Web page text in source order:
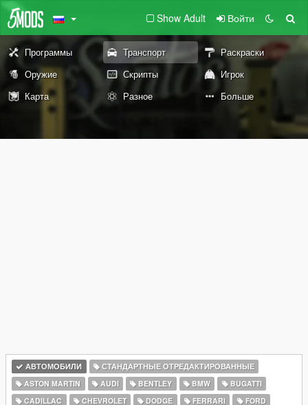
Show Adult Войти
Программы Транспорт
Раскраски
Оружие
Скрипты
Игрок
Карта
Разное Больше
АВТОМОБИЛИ
СТАНДАРТНЫЕ ОТРЕДАКТИРОВАННЫЕ
ASTON MARTIN
AUDI BENTLEY BMW
BUGATTI
CADILLAC
CHEVROLET DODGE FERRARI
FORD